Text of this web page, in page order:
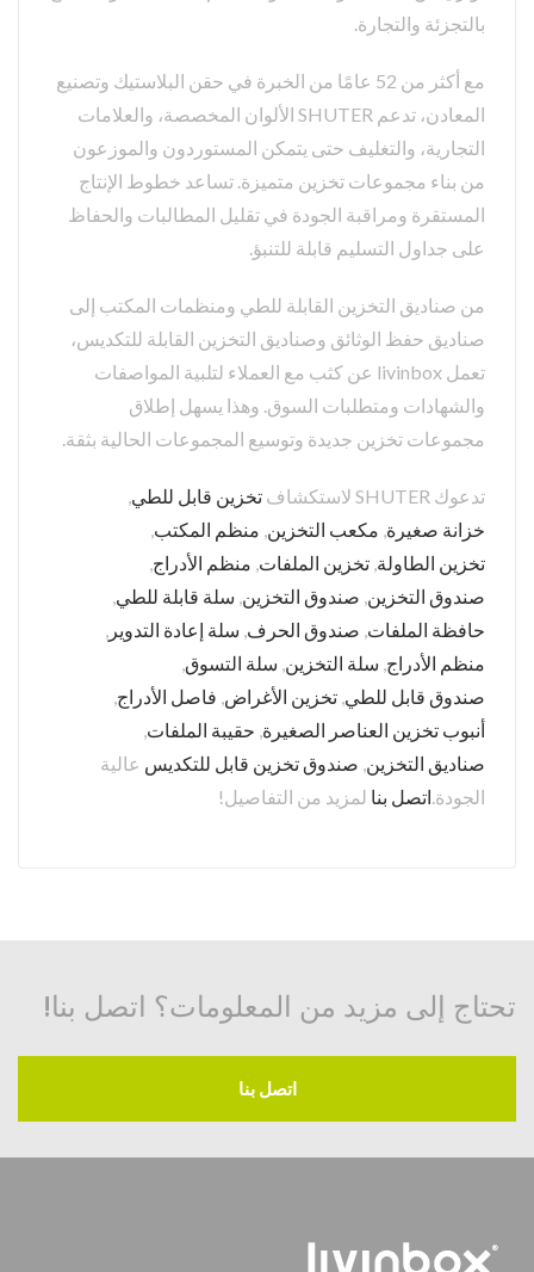
بالتجزئة والتجارة.
مع أكثر من 52 عامًا من الخبرة في حقن البلاستيك وتصنيع
المعادن، تدعم SHUTER الألوان المخصصة، والعلامات
التجارية، والتغليف حتى يتمكن المستوردون والموزعون
من بناء مجموعات تخزين متميزة. تساعد خطوط الإنتاج
المستقرة ومراقبة الجودة في تقليل المطالبات والحفاظ
على جداول التسليم قابلة للتنبؤ.
من صناديق التخزين القابلة للطي ومنظمات المكتب إلى
صناديق حفظ الوثائق وصناديق التخزين القابلة للتكديس،
تعمل livinbox عن كثب مع العملاء لتلبية المواصفات
والشهادات ومتطلبات السوق. وهذا يسهل إطلاق
مجموعات تخزين جديدة وتوسيع المجموعات الحالية بثقة.
تدعوك SHUTER لاستكشاف تخزين قابل للطي,
خزانة صغيرة, مكعب التخزين, منظم المكتب,
تخزين الطاولة, تخزين الملفات, منظم الأدراج,
صندوق التخزين, صندوق التخزين, سلة قابلة للطي,
حافظة الملفات, صندوق الحرف, سلة إعادة التدوير ,
منظم الأدراج, سلة التخزين, سلة التسوق,
صندوق قابل للطي, تخزين الأغراض, فاصل الأدراج,
أنبوب تخزين العناصر الصغيرة, حقيبة الملفات,
صناديق التخزين, صندوق تخزين قابل للتكديس عالية
الجودة.اتصل بنا لمزيد من التفاصيل!
تحتاج إلى مزيد من المعلومات؟ اتصل بنا!
اتصل بنا